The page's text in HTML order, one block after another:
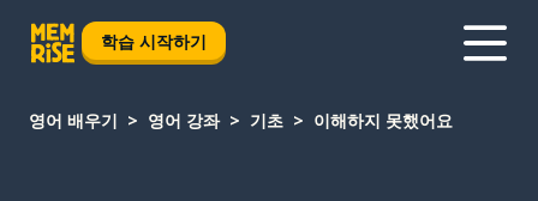
학습 시작하기
영어 배우기 영어 강좌 기초 이해하지 못했어요